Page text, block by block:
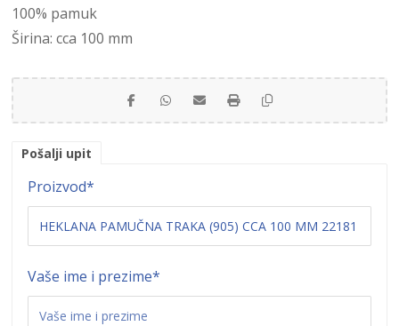
100% pamuk
Širina: cca 100 mm
Pošalji upit
Proizvod*
Vaše ime i prezime*